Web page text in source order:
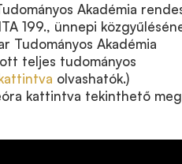
Akadémia
199., ünnepi
Tudományos Akadémia
teljes tudományos
olvashatók.)
kattintva tekinthető